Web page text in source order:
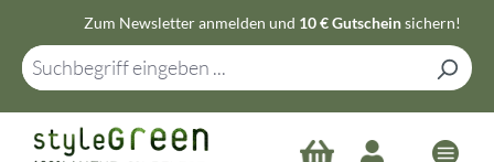
Zum Hauptinhalt springen
Zum Newsletter anmelden und 10 € Gutscheinsichern!